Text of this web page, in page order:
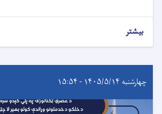
بیشتر
چهارشنبه ۱۴۰۵/۵/۱۴ - ۱۵:۵۴